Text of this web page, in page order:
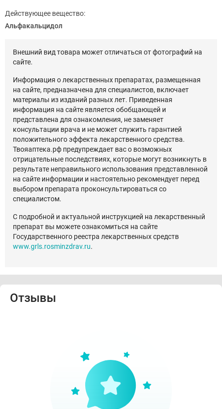
Действующее вещество:
Альфакальцидол
Внешний вид товара может отличаться от фотографий на
сайте.
Информация о лекарственных препаратах, размещенная
на сайте, предназначена для специалистов, включает
материалы из изданий разных лет. Приведенная
информация на сайте является обобщающей и
представлена для ознакомления, не заменяет
консультации врача и не может служить гарантией
положительного эффекта лекарственного средства.
Твояаптека.рф предупреждает вас о возможных
отрицательные последствиях, которые могут возникнуть в
результате неправильного использования представленной
на сайте информации и настоятельно рекомендует перед
выбором препарата проконсультироваться со
специалистом.
С подробной и актуальной инструкцией на лекарственный
препарат вы можете ознакомиться на сайте
Государственного реестра лекарственных средств
www.grls.rosminzdrav.ru.
Отзывы